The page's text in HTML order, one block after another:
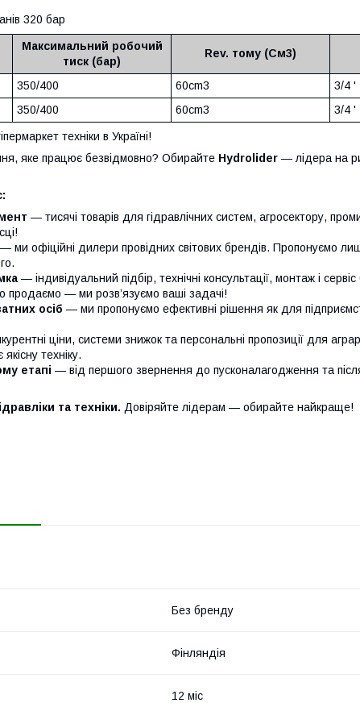
320 бар
Максимальний робочий
тиск (бар)
Rev. тому (См3)
350/400 60cm3
3/4 '
350/400 60cm3 3/4 '
техніки в Україні!
яке працює безвідмовно? Обирайте Hydrolider — лідера на
— тисячі товарів для гідравлічних систем, агросектору,
— ми офіційні дилери провідних світових брендів. Пропонуємо
— індивідуальний підбір, технічні консультації, монтаж і
продаємо — ми розв’язуємо ваші задачі!
осіб — ми пропонуємо ефективні рішення як для
ціни, системи знижок та персональні пропозиції для
техніку.
етапі — від першого звернення до пусконалагодження та
та техніки. Довіряйте лідерам — обирайте найкраще!
Без бренду
Фінляндія
12 міс